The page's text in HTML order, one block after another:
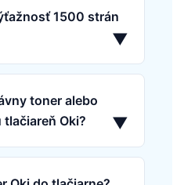
1500 strán
▼
toner alebo
Oki?
▼